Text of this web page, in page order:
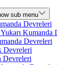
sub menu
Devreleri
Kumanda
Devreleri
Devreleri
Devreleri